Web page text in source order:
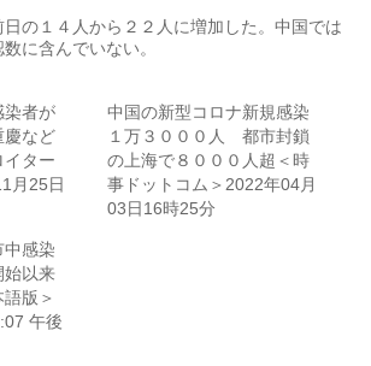
の１４人から２２人に増加した。中国では
に含んでいない。
染者が
慶など
イター
月25日
中国の新型コロナ新規感染
１万３０００人 都市封鎖
の上海で８０００人超＜時
事ドットコム＞2022年04月
03日16時25分
中感染
始以来
版＞
午後